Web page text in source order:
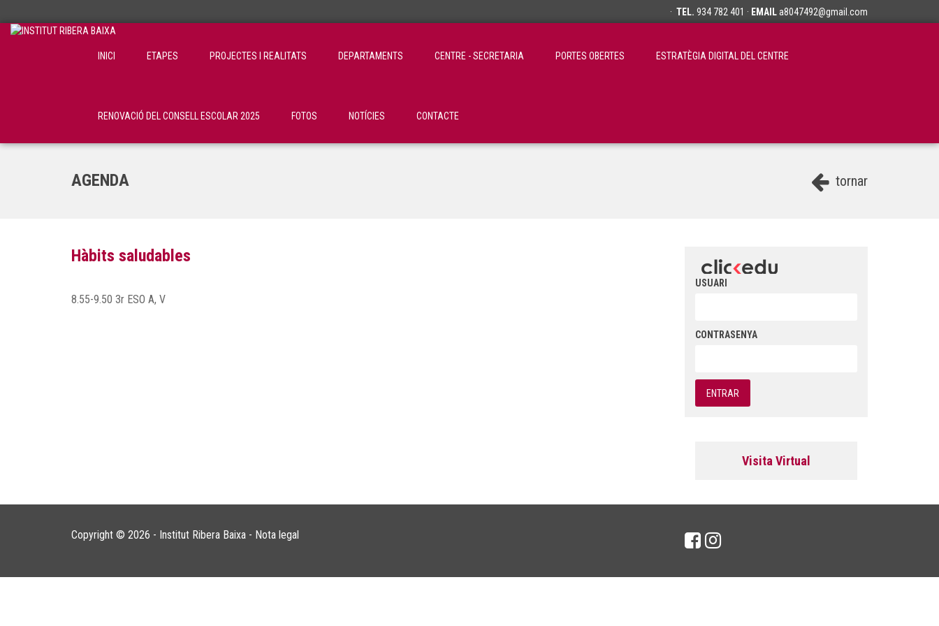
· TEL. 934 782 401 · EMAILa8047492@gmail.com
INICI ETAPES PROJECTES I REALITATS DEPARTAMENTS CENTRE - SECRETARIA PORTES OBERTES ESTRATÈGIA DIGITAL DEL CENTRE
RENOVACIÓ DEL CONSELL ESCOLAR 2025 FOTOS NOTÍCIES CONTACTE
tornar
AGENDA
Hàbits saludables
8.55-9.50 3r ESO A, V
USUARI
CONTRASENYA
Visita Virtual
Copyright © 2026 - Institut Ribera Baixa - Nota legal